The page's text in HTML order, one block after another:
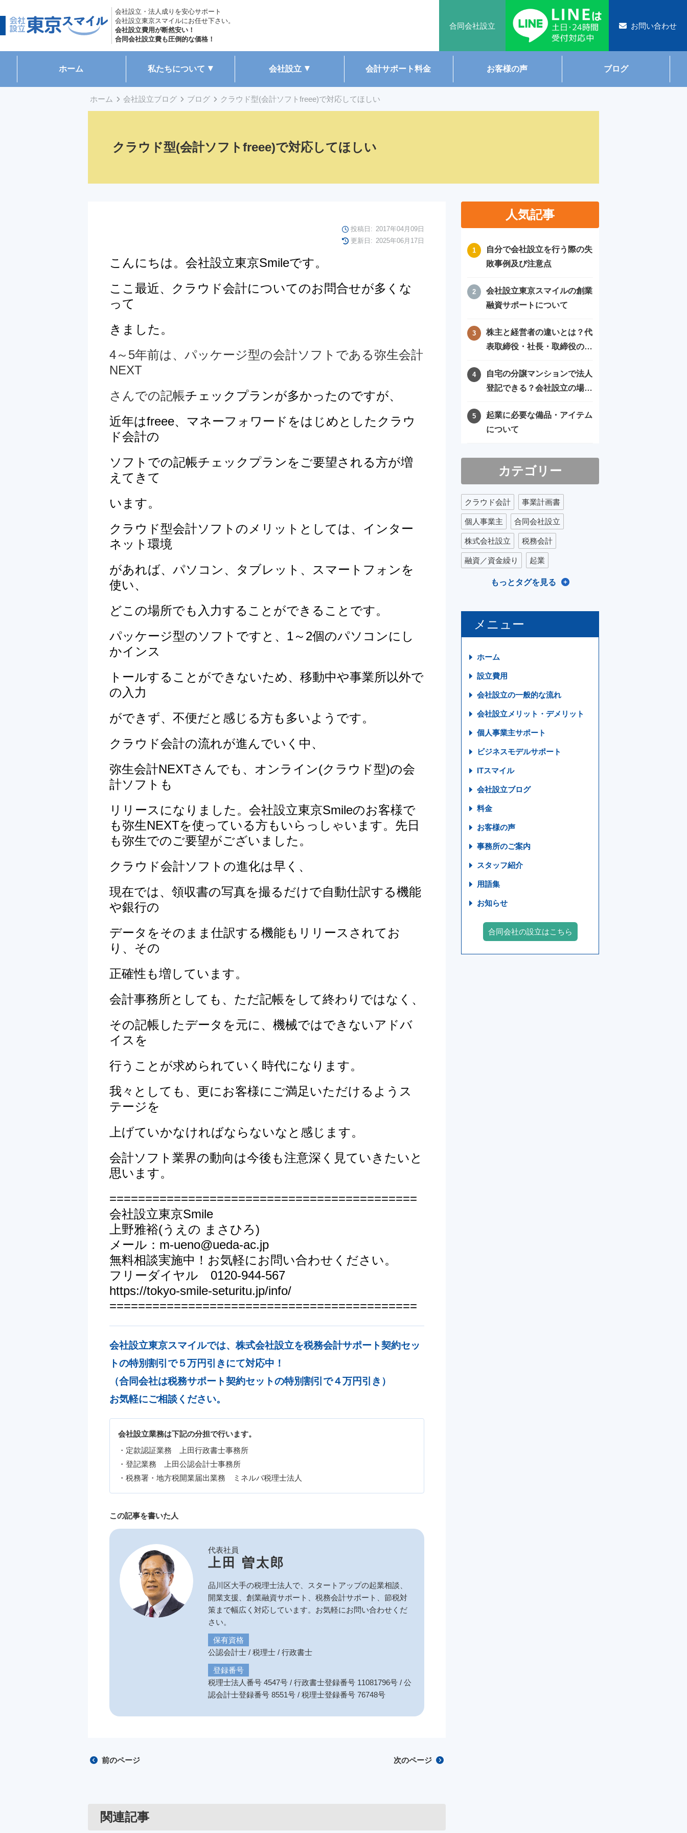
会社設立・法人成りを安心サポート
会社設立東京スマイルにお任せ下さい。
会社設立費用が断然安い！
合同会社設立費も圧倒的な価格！
合同会社設立 お問い合わせ
ホーム 私たちについて 会社設立 会計サポート料金 お客様の声 ブログ
ホーム 会社設立ブログ ブログ クラウド型(会計ソフトfreee)で対応してほしい
クラウド型(会計ソフトfreee)で対応してほしい
投稿日: 2017年04月09日
更新日: 2025年06月17日
こんにちは。会社設立東京Smileです。
ここ最近、クラウド会計についてのお問合せが多くな
って
きました。
4～5年前は、パッケージ型の会計ソフトである弥生会計
NEXT
さんでの記帳チェックプランが多かったのですが、
近年はfreee、マネーフォワードをはじめ としたクラウ
ド会計の
ソフトでの記帳チェックプランをご要望される方が増
えてきて
います。
クラウド型会計ソフトのメリットとしては、インター
ネット環境
があれば、 パソコン、タブレット、スマートフォンを
使い、
どこの場所でも入力すること ができることです。
パッケージ型のソフトですと、1～2個のパソコンにし
かインス
トールすること ができないため、移動中や事業所以外で
の入力
ができず、不便だと感じる方も多いようです。
クラウド会計の流れが進んでいく中、
弥生会計NEXTさんでも、 オンライン(クラウド型)の会
計ソフトも
リリースになりました。会社設立東京Smileのお客様で
も弥生NEXTを使っている方もいらっしゃいます。先日
も弥生でのご要望がございました。
クラウド会計ソフトの進化は早く、
現在では、領収書の写真を撮るだけで自動仕訳する機能
や銀行の
データをそのまま 仕訳する機能もリリースされてお
り、その
正確性も増しています。
会計事務所としても、ただ記帳をして終わりではなく、
その記帳したデータを元に、 機械ではできないアドバ
イスを
行うことが求められていく時代になります。
我々としても、更にお客様にご満足いただけるようス
テージを
上げていかなければならないなと感じます。
会計ソフト業界の動向は今後も注意深く見ていきたいと
思います。
===========================================
会社設立東京Smile
上野雅裕(うえの まさひろ)
メール：m-ueno@ueda-ac.jp
無料相談実施中！お気軽にお問い合わせください。
フリーダイヤル 0120-944-567
https://tokyo-smile-seturitu.jp/info/
===========================================
会社設立東京スマイルでは、株式会社設立を税務会計サポート契約セッ
トの特別割引で５万円引きにて対応中！
（合同会社は税務サポート契約セットの特別割引で４万円引き）
お気軽にご相談ください。
会社設立業務は下記の分担で行います。
・定款認証業務 上田行政書士事務所
・登記業務 上田公認会計士事務所
・税務署・地方税開業届出業務 ミネルバ税理士法人
この記事を書いた人
代表社員
上田 曽太郎
品川区大手の税理士法人で、スタートアップの起業相談、
開業支援、創業融資サポート、税務会計サポート、節税対
策まで幅広く対応しています。お気軽にお問い合わせくだ
さい。
保有資格
公認会計士 / 税理士 / 行政書士
登録番号
税理士法人番号 4547号 / 行政書士登録番号 11081796号 / 公
認会計士登録番号 8551号 / 税理士登録番号 76748号
前のページ 次のページ
関連記事
人気記事
自分で会社設立を行う際の失
敗事例及び注意点
会社設立東京スマイルの創業
融資サポートについて
株主と経営者の違いとは？代
表取締役・社長・取締役の違
自宅の分譲マンションで法人
登記できる？会社設立の場所
法！
起業に必要な備品・アイテム
について
カテゴリー
クラウド会計 事業計画書
個人事業主 合同会社設立
株式会社設立 税務会計
融資／資金繰り 起業
もっとタグを見る
メニュー
ホーム
設立費用
会社設立の一般的な流れ
会社設立メリット・デメリット
個人事業主サポート
ビジネスモデルサポート
ITスマイル
会社設立ブログ
料金
お客様の声
事務所のご案内
スタッフ紹介
用語集
お知らせ
合同会社の設立はこちら